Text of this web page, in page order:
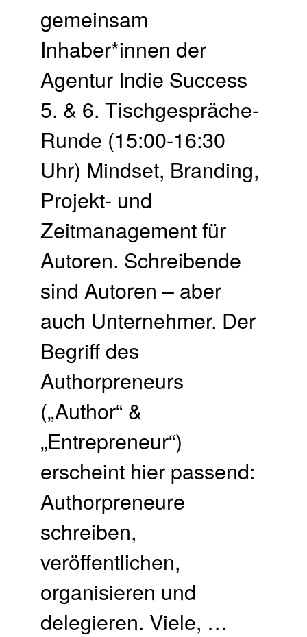
gemeinsam
Inhaber*innen der
Agentur Indie Success
5. & 6. Tischgespräche-
Runde (15:00-16:30
Uhr) Mindset, Branding,
Projekt- und
Zeitmanagement für
Autoren. Schreibende
sind Autoren – aber
auch Unternehmer. Der
Begriff des
Authorpreneurs
(„Author“ &
„Entrepreneur“)
erscheint hier passend:
Authorpreneure
schreiben,
veröffentlichen,
organisieren und
delegieren. Viele, …